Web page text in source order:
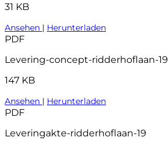
31 KB
Ansehen | Herunterladen
PDF
Levering-concept-ridderhoflaan-19
147 KB
Ansehen | Herunterladen
PDF
Leveringakte-ridderhoflaan-19